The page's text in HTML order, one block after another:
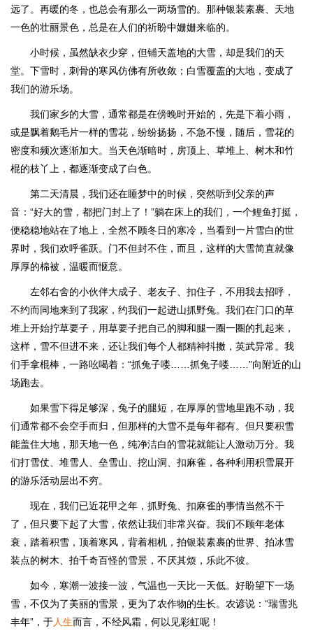
远了。再暖的冬，也总会有那么一两场雪的。那种银装素裹、天地
一色的壮丽景色，总是在人们的祈盼中姗姗来临的。
小时候，虽然缺衣少穿，但铺天盖地的大雪，却是我们的天
堂。下雪时，刺骨的寒风仿佛有所收敛；白雪覆盖的大地，变成了
我们的游乐场。
我们家乡的大雪，通常都是在傍晚时开始的，先是下着小雨，
或是飘着鹅毛片一样的雪花，纷纷扬扬，不急不慢，随后，雪花的
密度和频次逐渐加大。当天色渐暗时，房顶上、草堆上、树木和竹
棍的枝丫上，都逐渐变成了白色。
第二天清晨，我们还在睡梦中的时候，突然听到父亲的声
音：“好大的雪，都把门封上了！”躺在床上的我们，一个鲤鱼打挺，
便稳稳地站在了地上，全然不顾冬日的寒冷，当看到一片雪白的世
界时，我们欢呼雀跃。门不但封不住，而且，这样的大雪简直就像
厚厚的棉被，温暖而惬意。
左邻右舍的小伙伴大成子、老友子、扣住子，不用我去招呼，
不约而同地来到了我家，约我们一起进山抓野兔。我们在门口的草
堆上开始拧草要子，用草要子把自己的脚和腿一圈一圈的扎起来，
这样，雪不但进不来，还让我们每个人都精神抖擞，英武异常。我
们手拿棍棒，一路吆喝着：“抓兔子喽……抓兔子喽……”向附近的山
场跑去。
如果雪下得足够深，兔子的腿短，在厚厚的雪地里跑不动，我
们通常都不会空手而归，但那样的大雪不是每年都有。但只要积雪
能盖住大地，那天地一色，纯净洁白的雪花就能让人激动万分。我
们打雪仗、堆雪人、垒雪山、挖山洞、扣麻雀，各种利用积雪展开
的游乐活动层出不穷。
现在，我们已近花甲之年，抓野兔、扣麻雀的事情当然不干
了，但只要下起了大雪，依然让我们非常兴奋。我们不顾年老体
衰，踏着积雪，顶着寒风，背着相机，拍银装素裹的世界、拍冰雪
装点的树木、拍千奇百怪的雪景，不厌其烦，乐此不彼。
如今，寒潮一波接一波，气温也一天比一天低。好盼望下一场
雪，不仅为了美丽的雪景，更为了农作物的生长。农谚说：“瑞雪兆
丰年”，于人生而言，不经风霜，何以见彩虹呢！